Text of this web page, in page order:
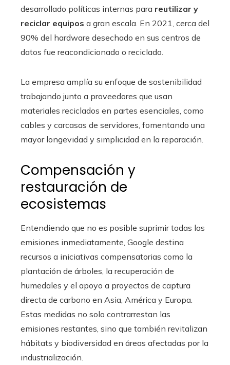
desarrollado políticas internas para reutilizar y
reciclar equipos a gran escala. En 2021, cerca del
90% del hardware desechado en sus centros de
datos fue reacondicionado o reciclado.
La empresa amplía su enfoque de sostenibilidad
trabajando junto a proveedores que usan
materiales reciclados en partes esenciales, como
cables y carcasas de servidores, fomentando una
mayor longevidad y simplicidad en la reparación.
Compensación y
restauración de
ecosistemas
Entendiendo que no es posible suprimir todas las
emisiones inmediatamente, Google destina
recursos a iniciativas compensatorias como la
plantación de árboles, la recuperación de
humedales y el apoyo a proyectos de captura
directa de carbono en Asia, América y Europa.
Estas medidas no solo contrarrestan las
emisiones restantes, sino que también revitalizan
hábitats y biodiversidad en áreas afectadas por la
industrialización.